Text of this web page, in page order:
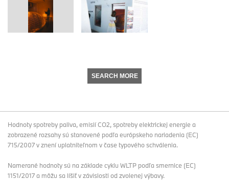
SEARCH MORE
Hodnoty spotreby paliva, emisií CO2, spotreby elektrickej energie a
zobrazené rozsahy sú stanovené podľa európskeho nariadenia (EC)
715/2007 v znení uplatniteľnom v čase typového schválenia.
Namerané hodnoty sú na základe cyklu WLTP podľa smernice (EC)
1151/2017 a môžu sa líšiť v závislosti od zvolenej výbavy.